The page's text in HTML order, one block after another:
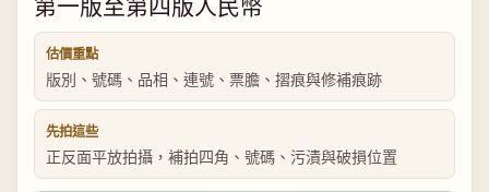
第一版至第四版人民幣
估價重點
版別、號碼、品相、連號、票膽、摺痕與修補痕跡
先拍這些
正反面平放拍攝，補拍四角、號碼、污漬與破損位置